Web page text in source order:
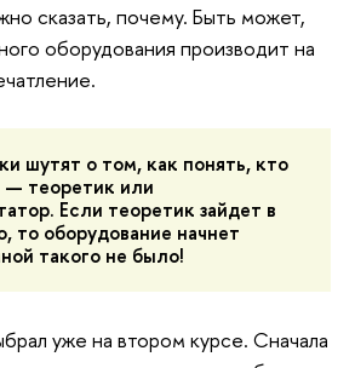
сказать, почему. Быть может,
оборудования производит на
шутят о том, как понять, кто
— теоретик или
Если теоретик зайдет в
то оборудование начнет
такого не было!
уже на втором курсе. Сначала